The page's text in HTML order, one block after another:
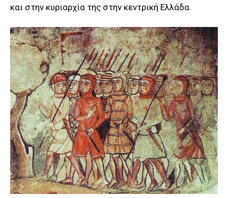
και στην κυριαρχία της στην κεντρική Ελλάδα.